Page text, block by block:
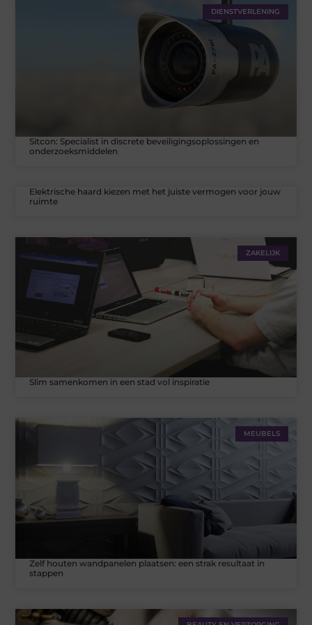
DIENSTVERLENING
Sitcon: Specialist in discrete beveiligingsoplossingen en
onderzoeksmiddelen
Elektrische haard kiezen met het juiste vermogen voor jouw
ruimte
ZAKELIJK
Slim samenkomen in een stad vol inspiratie
MEUBELS
Zelf houten wandpanelen plaatsen: een strak resultaat in
stappen